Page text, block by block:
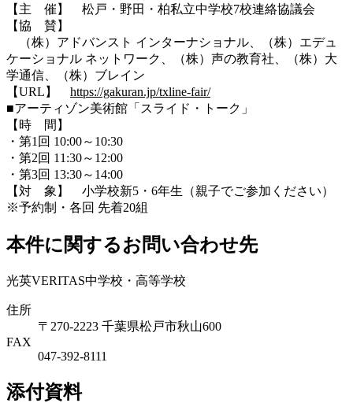
【主 催】 松戸・野田・柏私立中学校7校連絡協議会
【協 賛】
（株）アドバンスト インターナショナル、（株）エデュ
ケーショナル ネットワーク、（株）声の教育社、（株）大
学通信、（株）ブレイン
【URL】 https://gakuran.jp/txline-fair/
■アーティゾン美術館「スライド・トーク」
【時 間】
・第1回 10:00～10:30
・第2回 11:30～12:00
・第3回 13:30～14:00
【対 象】 小学校新5・6年生（親子でご参加ください）
※予約制・各回 先着20組
本件に関するお問い合わせ先
光英VERITAS中学校・高等学校
住所
〒270-2223 千葉県松戸市秋山600
FAX
047-392-8111
添付資料